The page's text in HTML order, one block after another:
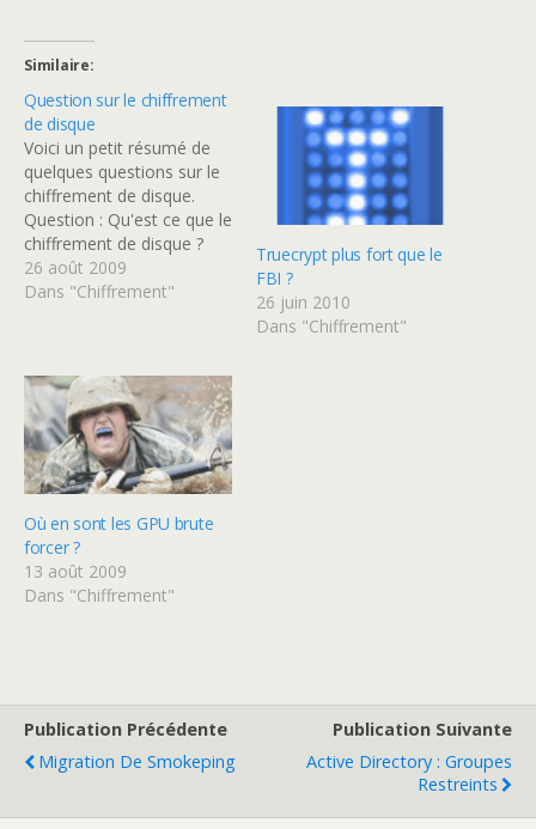
Similaire
Question sur le chiffrement
de disque
Voici un petit résumé de
quelques questions sur le
chiffrement de disque.
Question : Qu'est ce que le
chiffrement de disque ?
Réponse : Le chiffrement
de disque est une
système de secteur
adressable (par exemple,
un disque…
26 août 2009
Dans "Chiffrement"
Truecrypt plus fort que le
FBI ?
26 juin 2010
Dans "Chiffrement"
Où en sont les GPU brute
forcer ?
13 août 2009
Dans "Chiffrement"
Publication Précédente
Migration De Smokeping
Publication Suivante
Active Directory : Groupes
Restreints